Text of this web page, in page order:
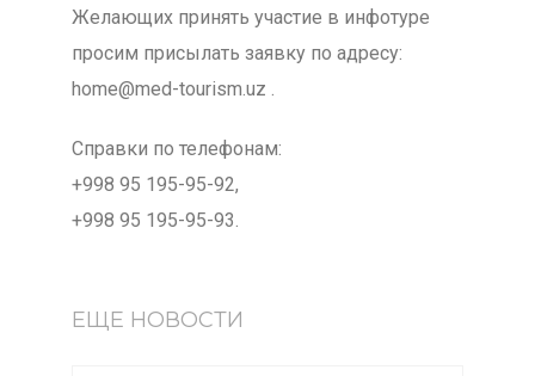
Желающих принять участие в инфотуре
просим присылать заявку по адресу:
home@med-tourism.uz .
Справки по телефонам:
+998 95 195-95-92,
+998 95 195-95-93.
ЕЩЕ НОВОСТИ